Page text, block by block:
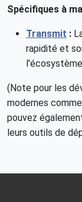
Spécifiques à
Transmit :
rapidité et
(Note pour les
modernes comme
pouvez
leurs outils de